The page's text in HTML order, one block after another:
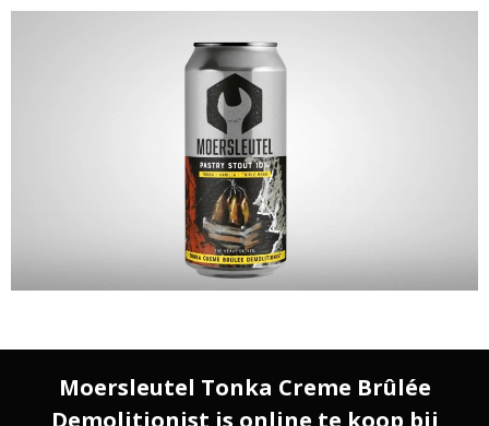
Moersleutel Tonka Creme Brûlée